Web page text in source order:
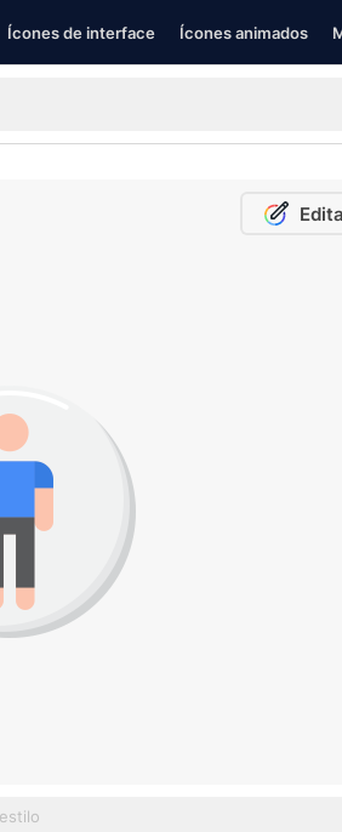
Ícones de interface Ícones animados